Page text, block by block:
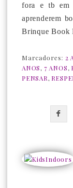
fora e tb em
aprenderem
Brinque Book
Marcadores: 2
ANOS, 7 ANOS,
PENSAR,